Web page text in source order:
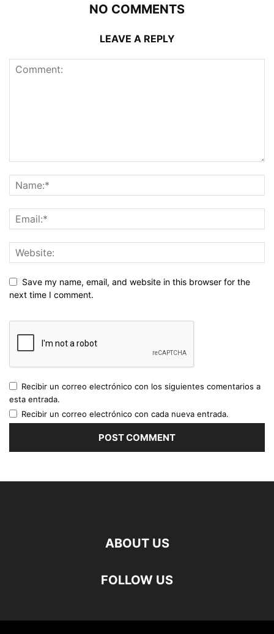
NO COMMENTS
LEAVE A REPLY
Save my name, email, and website in this browser for the
next time I comment.
Recibir un correo electrónico con los siguientes comentarios a
esta entrada.
Recibir un correo electrónico con cada nueva entrada.
ABOUT US
FOLLOW US